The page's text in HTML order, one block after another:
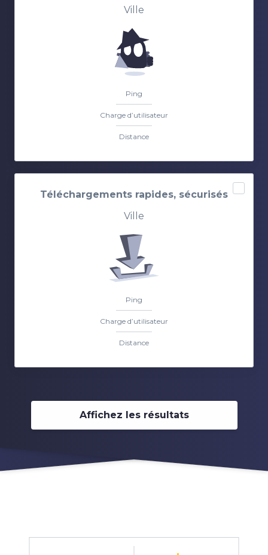
Ville
Ping
Charge d’utilisateur
Distance
Téléchargements rapides, sécurisés
Ville
Ping
Charge d’utilisateur
Distance
Affichez les résultats